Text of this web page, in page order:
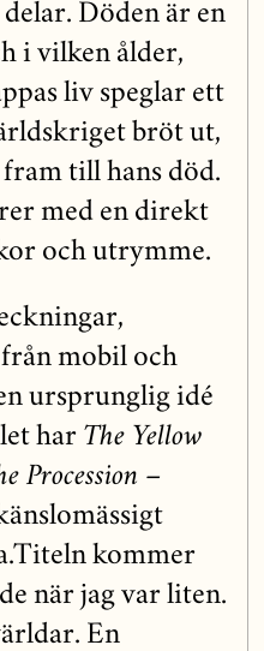
Döden är en
i vilken ålder,
liv speglar ett
bröt ut,
till hans död.
med en direkt
och utrymme.
mobil och
ursprunglig idé
har The Yellow
Procession –
kommer
när jag var liten.
En